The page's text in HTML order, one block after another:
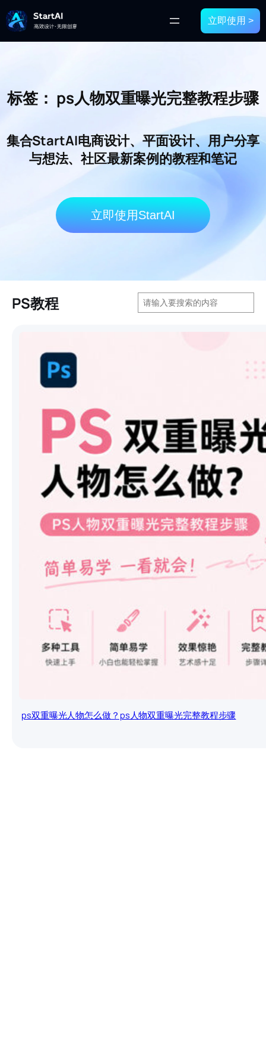
立即使用 >
标签： ps人物双重曝光完整教程步骤
集合StartAI电商设计、平面设计、用户分享
与想法、社区最新案例的教程和笔记
立即使用StartAI
PS教程
搜
索
ps双重曝光人物怎么做？ps人物双重曝光完整教程步骤